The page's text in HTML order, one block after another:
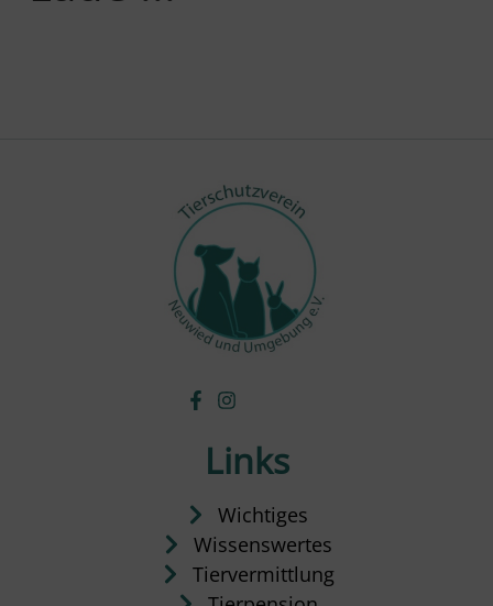
Links
Wichtiges
Wissenswertes
Tiervermittlung